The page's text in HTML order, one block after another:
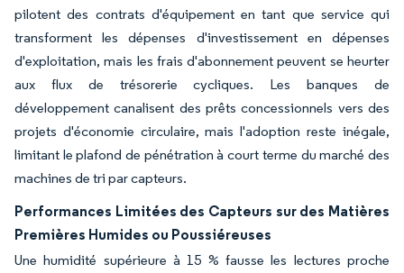
pilotent des contrats d'équipement en tant que service qui
transforment les dépenses d'investissement en dépenses
d'exploitation, mais les frais d'abonnement peuvent se heurter
aux flux de trésorerie cycliques. Les banques de
développement canalisent des prêts concessionnels vers des
projets d'économie circulaire, mais l'adoption reste inégale,
limitant le plafond de pénétration à court terme du marché des
machines de tri par capteurs.
Performances Limitées des Capteurs sur des Matières
Premières Humides ou Poussiéreuses
Une humidité supérieure à 15 % fausse les lectures proche